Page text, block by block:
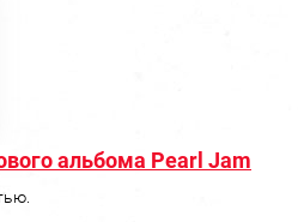
альбома Pearl Jam